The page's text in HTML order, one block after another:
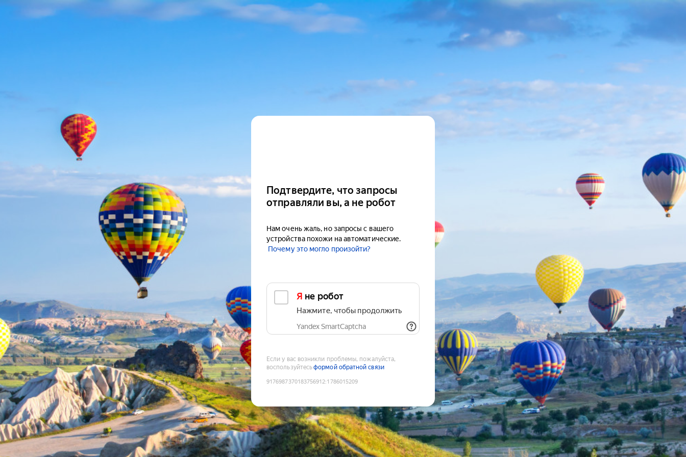
Подтвердите, что запросы
отправляли вы, а не робот
Нам очень жаль, но запросы с вашего
устройства похожи на автоматические.
Почему это могло произойти?
Я не робот
Нажмите, чтобы продолжить
Yandex SmartCaptcha
Если у вас возникли проблемы, пожалуйста,
воспользуйтесьформой обратной связи
9176987370183756912:1786015209